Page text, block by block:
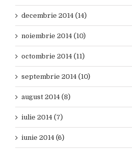
decembrie 2014 (14)
noiembrie 2014 (10)
octombrie 2014 (11)
septembrie 2014 (10)
august 2014 (8)
iulie 2014 (7)
iunie 2014 (6)